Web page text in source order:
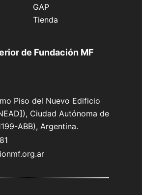
GAP
Tienda
de Fundación MF
Piso del Nuevo Edificio
Ciudad Autónoma de
ABB), Argentina.